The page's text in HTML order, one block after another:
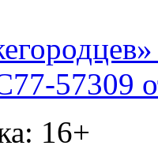
57309
16+